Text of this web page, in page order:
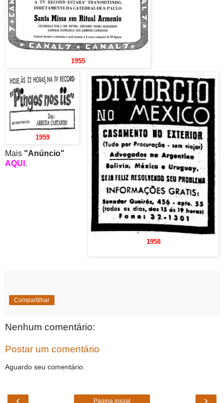
1955
1958
1959
Mais "Anúncio"
AQUI .
Compartilhar
Nenhum comentário:
Postar um comentário
Aguardo seu comentário.
‹ ›
Página inicial